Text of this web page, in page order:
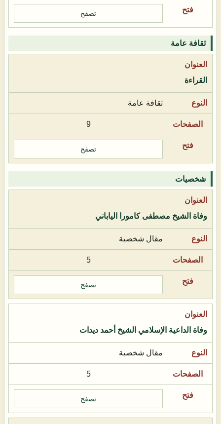
تصفح
ثقافة عامة
القراءة
ثقافة عامة
9
تصفح
شخصيات
وفاة الشيخ مصطفى كامورا الياباني
مقال شخصية
5
تصفح
وفاة الداعية الإسلامي الشيخ أحمد ديدات
مقال شخصية
5
تصفح